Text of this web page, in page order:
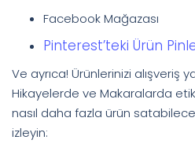
Facebook Mağazası
Pinterest’teki Ürün
Ve ayrıca! Ürünlerinizi alışveriş
Hikayelerde ve Makaralarda
nasıl daha fazla ürün
izleyin: